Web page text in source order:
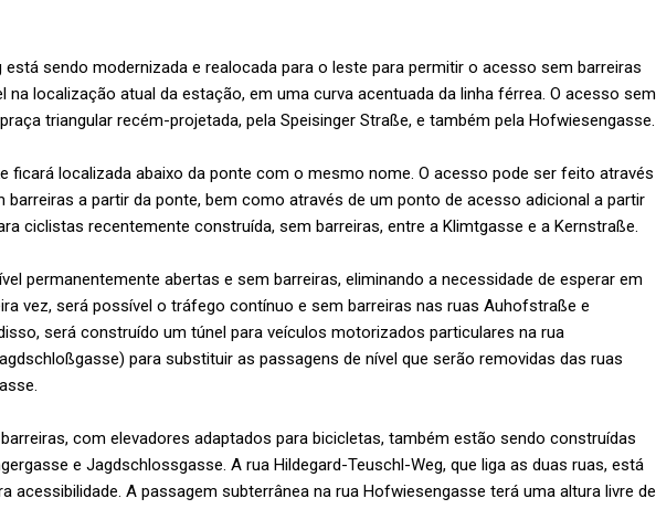
sendo modernizada e realocada para o leste para permitir o acesso sem barreiras
na localização atual da estação, em uma curva acentuada da linha férrea. O acesso sem
triangular recém-projetada, pela Speisinger Straße, e também pela Hofwiesengasse.
ficará localizada abaixo da ponte com o mesmo nome. O acesso pode ser feito através
a partir da ponte, bem como através de um ponto de acesso adicional a partir
ciclistas recentemente construída, sem barreiras, entre a Klimtgasse e a Kernstraße.
permanentemente abertas e sem barreiras, eliminando a necessidade de esperar em
vez, será possível o tráfego contínuo e sem barreiras nas ruas Auhofstraße e
será construído um túnel para veículos motorizados particulares na rua
para substituir as passagens de nível que serão removidas das ruas
com elevadores adaptados para bicicletas, também estão sendo construídas
e Jagdschlossgasse. A rua Hildegard-Teuschl-Weg, que liga as duas ruas, está
acessibilidade. A passagem subterrânea na rua Hofwiesengasse terá uma altura livre de